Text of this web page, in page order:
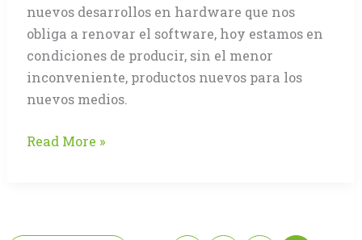
nuevos desarrollos en hardware que nos
obliga a renovar el software, hoy estamos en
condiciones de producir, sin el menor
inconveniente, productos nuevos para los
nuevos medios.
Nuevos
Read More »